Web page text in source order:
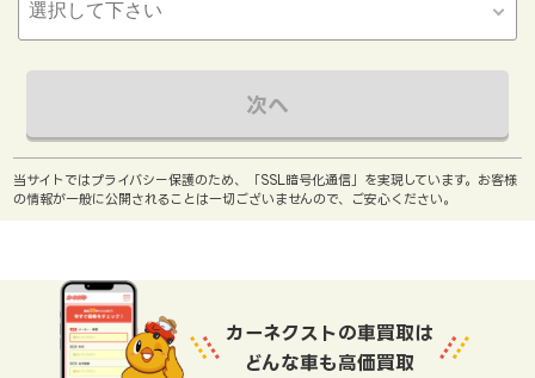
次へ
当サイトではプライバシー保護のため、「SSL暗号化通信」を実現しています。お客様
の情報が一般に公開されることは一切ございませんので、ご安心ください。
カーネクストの車買取は
どんな車も高価買取